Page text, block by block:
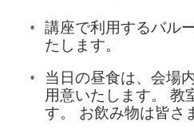
講座で利用するバル
たします。
当日の昼食は、会場
用意いたします。 教
す。 お飲み物は皆さ